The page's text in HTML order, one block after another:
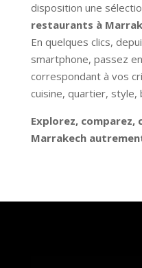
disposition une
restaurants à
En quelques clics,
smartphone, passez
correspondant à vos
cuisine, quartier, style,
Explorez, comparez,
Marrakech